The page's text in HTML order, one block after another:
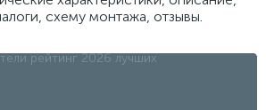
схему монтажа, отзывы.